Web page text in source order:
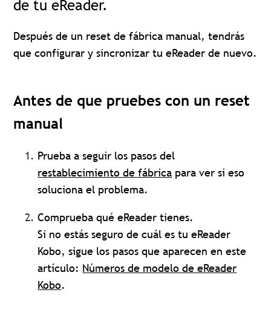
de tu eReader.
Después de un reset de fábrica manual, tendrás
que configurar y sincronizar tu eReader de nuevo.
Antes de que pruebes con un reset
manual
Prueba a seguir los pasos del
restablecimiento de fábrica para ver si eso
soluciona el problema.
Comprueba qué eReader tienes.
Si no estás seguro de cuál es tu eReader
Kobo, sigue los pasos que aparecen en este
artículo: Números de modelo de eReader
Kobo.